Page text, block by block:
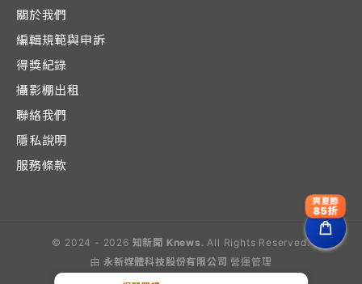
關於我們
編輯規範與申訴
得獎紀錄
攝影棚出租
聯絡我們
隱私說明
服務條款
© 2024 - 2026 知新聞 Knews . All Rights Reserved.
由 永新媒體科技股份有限公司 營運管理
爽夏節
85折